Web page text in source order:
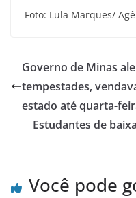
Foto: Lula Marques/
Governo de Minas
tempestades,
estado até quarta-
Estudantes de
Você pode